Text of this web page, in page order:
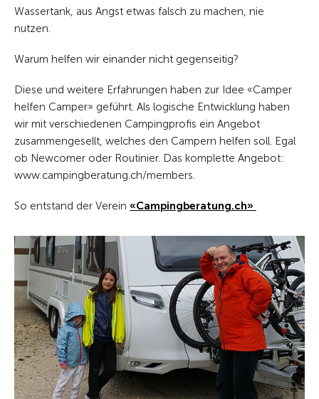
Wassertank, aus Angst etwas falsch zu machen, nie
nutzen.
Warum helfen wir einander nicht gegenseitig?
Diese und weitere Erfahrungen haben zur Idee «Camper
helfen Camper» geführt. Als logische Entwicklung haben
wir mit verschiedenen Campingprofis ein Angebot
zusammengesellt, welches den Campern helfen soll. Egal
ob Newcomer oder Routinier. Das komplette Angebot:
www.campingberatung.ch/members.
So entstand der Verein «Campingberatung.ch»